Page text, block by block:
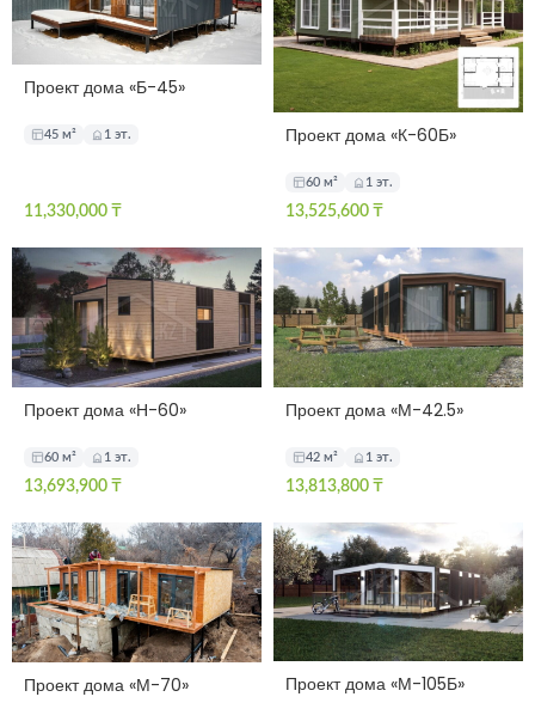
Проект дома «Б-45»
45 м² 1 эт.
11,330,000 ₸
Проект дома «К-60Б»
60 м² 1 эт.
13,525,600 ₸
Проект дома «Н-60»
60 м² 1 эт.
13,693,900 ₸
Проект дома «М-42.5»
42 м² 1 эт.
13,813,800 ₸
Проект дома «М-70» Проект дома «М-105Б»